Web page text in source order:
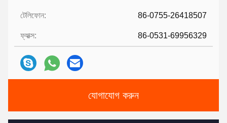
টেলিফোন: 86-0755-26418507
ফ্যাক্স: 86-0531-69956329
যোগাযোগ করুন